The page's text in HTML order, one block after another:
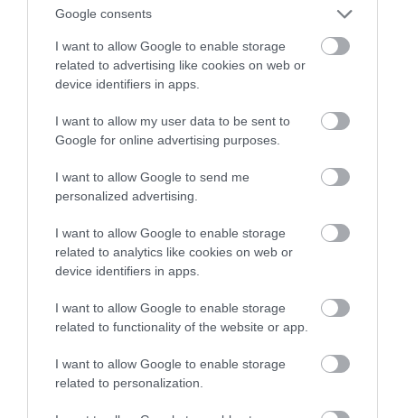
Google consents
I want to allow Google to enable storage
related to advertising like cookies on web or
device identifiers in apps.
I want to allow my user data to be sent to
Google for online advertising purposes.
I want to allow Google to send me
personalized advertising.
I want to allow Google to enable storage
related to analytics like cookies on web or
device identifiers in apps.
I want to allow Google to enable storage
related to functionality of the website or app.
I want to allow Google to enable storage
related to personalization.
Fungus Is A Parasite, And It Dies From A Drop Of
318 137 390
1 h 32 min